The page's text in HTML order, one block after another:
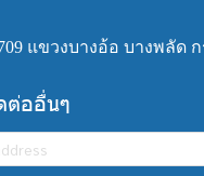
แขวงบางอ้อ บางพลัด
ต่ออื่นๆ